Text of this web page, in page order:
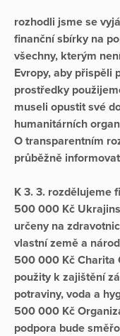
rozhodli jsme se
finanční sbírky na
všechny, kterým
Evropy, aby přispěli
prostředky
museli opustit své
humanitárních
O transparentním
průběžně
K 3. 3. rozdělujeme
500 000 Kč
určeny na
vlastní země a
500 000 Kč Charita
použity k zajištění
potraviny, voda a
500 000 Kč
podpora bude